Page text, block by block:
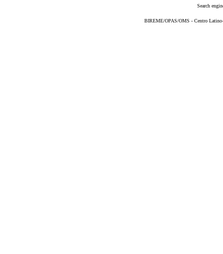
Search
BIREME/OPAS/OMS - Centro Latino-